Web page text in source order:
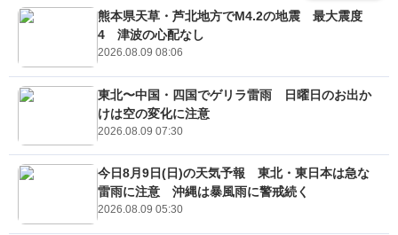
熊本県天草・芦北地方でM4.2の地震 最大震度
4 津波の心配なし
2026.08.09 08:06
東北〜中国・四国でゲリラ雷雨 日曜日のお出か
けは空の変化に注意
2026.08.09 07:30
今日8月9日(日)の天気予報 東北・東日本は急な
雷雨に注意 沖縄は暴風雨に警戒続く
2026.08.09 05:30